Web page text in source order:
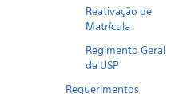
Reativação de
Matrícula
Regimento Geral
da USP
Requerimentos